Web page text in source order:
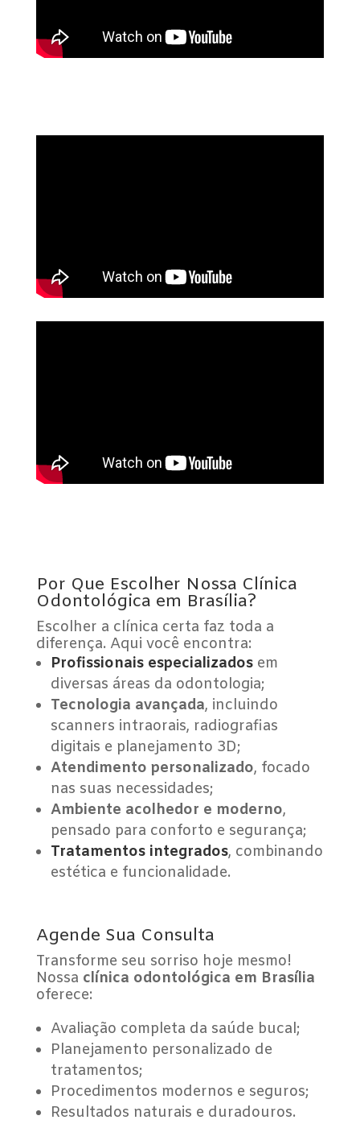
Por Que Escolher Nossa Clínica
Odontológica em Brasília?
Escolher a clínica certa faz toda a
diferença. Aqui você encontra:
Profissionais especializados em
diversas áreas da odontologia;
Tecnologia avançada, incluindo
scanners intraorais, radiografias
digitais e planejamento 3D;
Atendimento personalizado, focado
nas suas necessidades;
Ambiente acolhedor e moderno,
pensado para conforto e segurança;
Tratamentos integrados, combinando
estética e funcionalidade.
Agende Sua Consulta
Transforme seu sorriso hoje mesmo!
Nossa clínica odontológica em Brasília
oferece:
Avaliação completa da saúde bucal;
Planejamento personalizado de
tratamentos;
Procedimentos modernos e seguros;
Resultados naturais e duradouros.